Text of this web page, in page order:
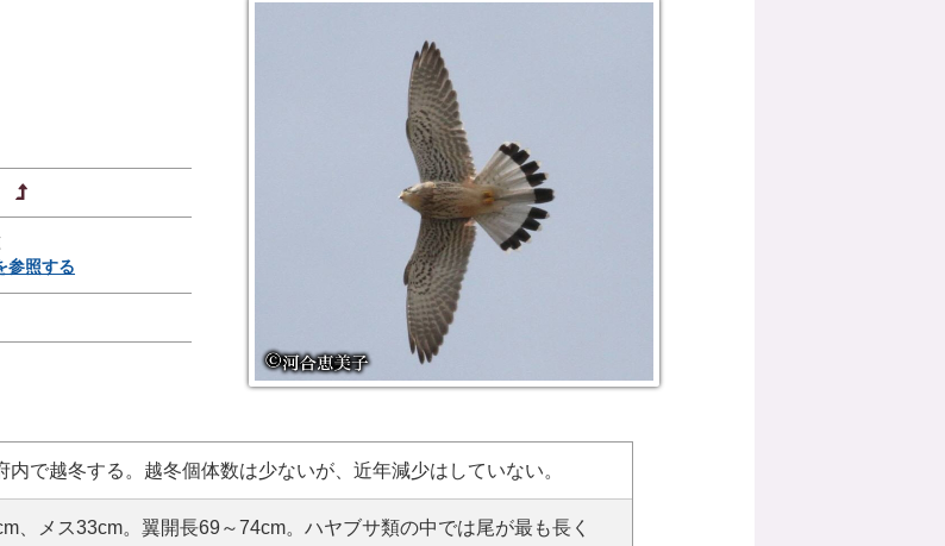
参照する
内で越冬する。越冬個体数は少ないが、近年減少はしていない。
、メス33cm。翼開長69～74cm。ハヤブサ類の中では尾が最も長く